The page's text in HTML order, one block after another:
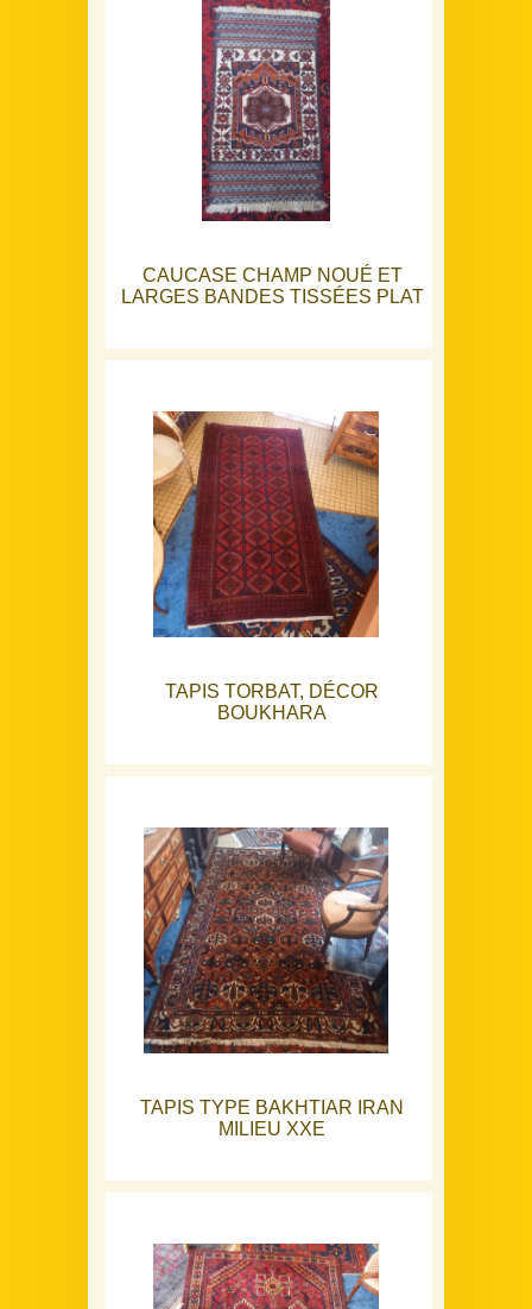
CAUCASE CHAMP NOUÉ ET
LARGES BANDES TISSÉES PLAT
TAPIS TORBAT, DÉCOR
BOUKHARA
TAPIS TYPE BAKHTIAR IRAN
MILIEU XXE